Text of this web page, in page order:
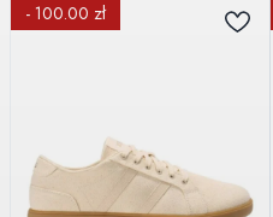
- 100.00 zł